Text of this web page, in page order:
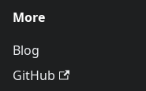
More
Blog
GitHub